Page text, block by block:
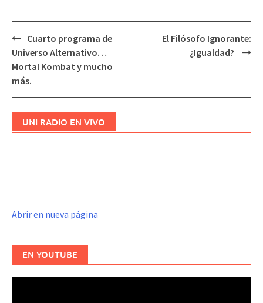
Navegación
de
entradas
Cuarto programa de
Universo Alternativo…
Mortal Kombat y mucho
más.
El Filósofo Ignorante:
¿Igualdad?
UNI RADIO EN VIVO
Abrir en nueva página
EN YOUTUBE